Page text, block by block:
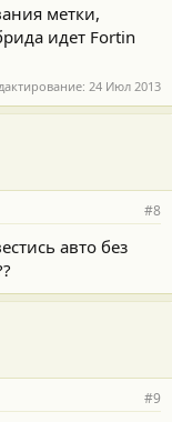
метки,
идет Fortin
24 Июл 2013
#8
авто без
#9